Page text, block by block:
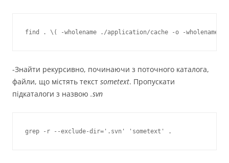
-Знайти рекурсивно, починаючи з поточного каталога,
файли, що містять текст sometext. Пропускати
підкаталоги з назвою .svn